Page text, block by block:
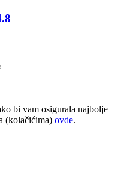
bi vam osigurala najbolje
(kolačićima) ovde.